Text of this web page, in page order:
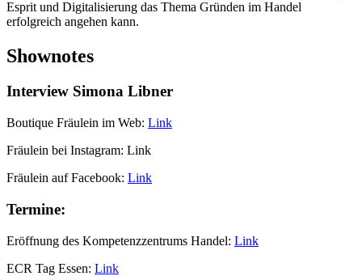
Esprit und Digitalisierung das Thema Gründen im Handel
erfolgreich angehen kann.
Shownotes
Interview Simona Libner
Boutique Fräulein im Web: Link
Fräulein bei Instagram: Link
Fräulein auf Facebook: Link
Termine:
Eröffnung des Kompetenzzentrums Handel: Link
ECR Tag Essen: Link